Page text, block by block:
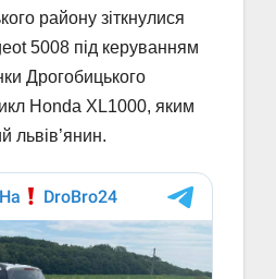
району зіткнулися
5008 під керуванням
Дрогобицького
Honda XL1000, яким
львів’янин.